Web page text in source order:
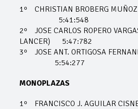
1º CHRISTIAN BROBERG
5:41:548
2º JOSE CARLOS ROPERO
LANCER) 5:47:782
3º JOSE ANT. ORTIGOSA
5:54:277
MONOPLAZAS
1º FRANCISCO J. AGUILAR